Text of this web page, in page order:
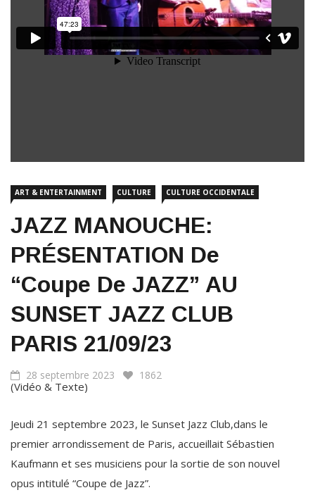
ART & ENTERTAINMENT CULTURE CULTURE OCCIDENTALE
JAZZ MANOUCHE:
PRÉSENTATION De
“Coupe De JAZZ” AU
SUNSET JAZZ CLUB
PARIS 21/09/23
28 septembre 2023 1862
(Vidéo & Texte)
Jeudi 21 septembre 2023, le Sunset Jazz Club,dans le
premier arrondissement de Paris, accueillait Sébastien
Kaufmann et ses musiciens pour la sortie de son nouvel
opus intitulé “Coupe de Jazz”.